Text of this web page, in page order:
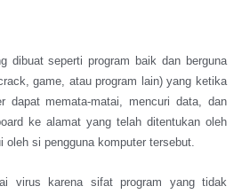
dibuat seperti program baik dan berguna
game, atau program lain) yang ketika
dapat memata-matai, mencuri data, dan
ke alamat yang telah ditentukan oleh
oleh si pengguna komputer tersebut.
virus karena sifat program yang tidak